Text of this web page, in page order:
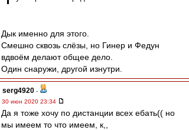
Дык именно для этого.
Смешно сквозь слёзы, но Гинер и Федун
вдвоём делают общее дело.
Один снаружи, другой изнутри.
serg4920 -
30 июн 2020 23:34
Да я тоже хочу по дистанции всех ебать(( но
мы имеем то что имеем, к,,